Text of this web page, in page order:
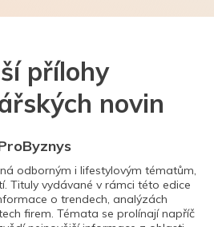
přílohy
novin
odborným i lifestylovým tématům,
Tituly vydávané v rámci této edice
o trendech, analýzách
firem. Témata se prolínají napříč